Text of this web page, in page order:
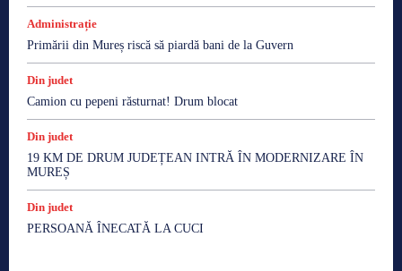
Administrație
Primării din Mureș riscă să piardă bani de la Guvern
Din judet
Camion cu pepeni răsturnat! Drum blocat
Din judet
19 KM DE DRUM JUDEȚEAN INTRĂ ÎN MODERNIZARE ÎN
MUREȘ
Din judet
PERSOANĂ ÎNECATĂ LA CUCI